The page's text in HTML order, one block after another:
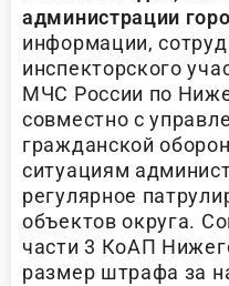
администрации
информации,
инспекторского
МЧС России по
совместно с
гражданской
ситуациям
регулярное
объектов округа.
части 3 КоАП
размер штрафа за